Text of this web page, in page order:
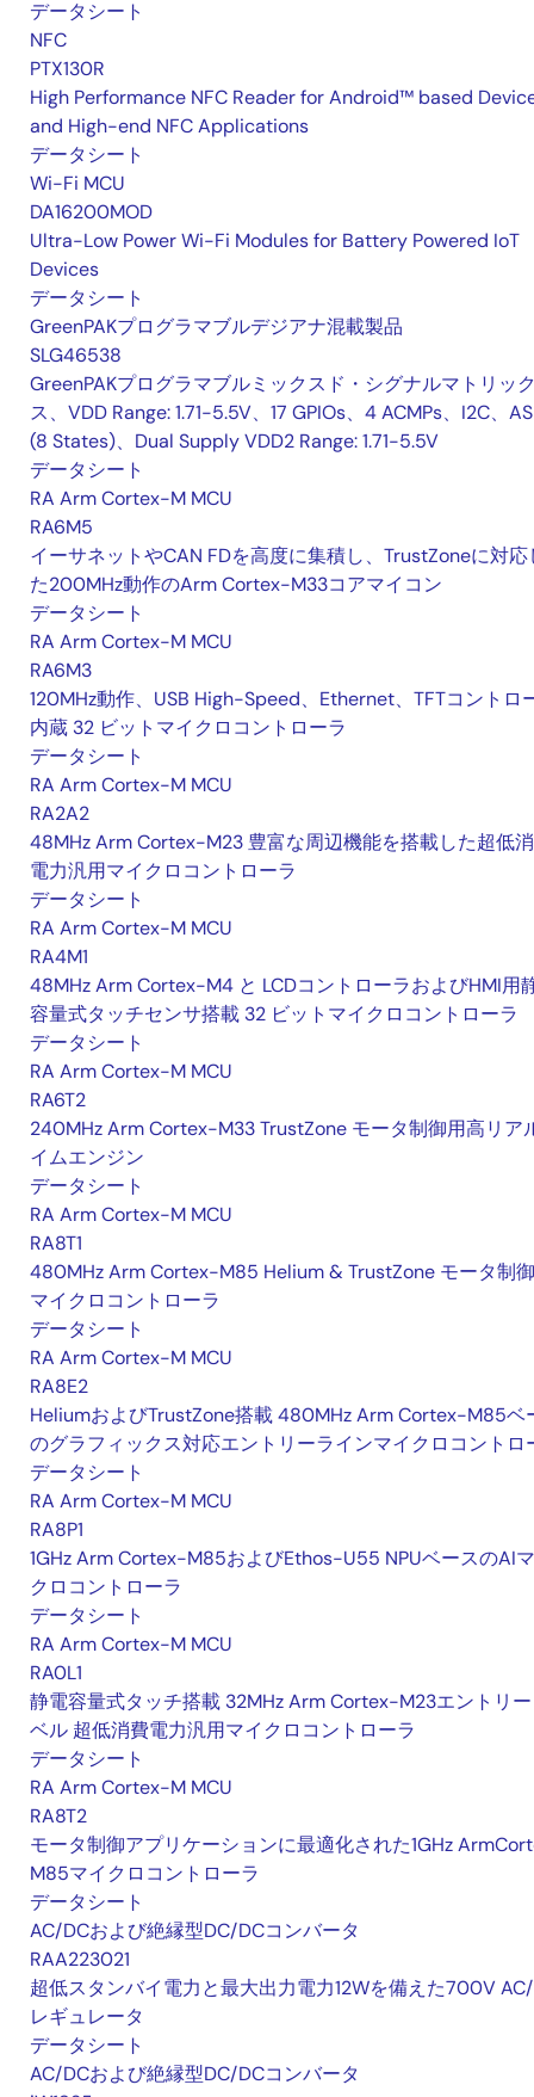
データシート
NFC
PTX130R
High Performance NFC Reader for Android™ based
and High-end NFC Applications
データシート
Wi-Fi MCU
DA16200MOD
Ultra-Low Power Wi-Fi Modules for Battery Powered IoT
Devices
データシート
GreenPAKプログラマブルデジアナ混載製品
SLG46538
GreenPAKプログラマブルミックスド・シグナルマトリッ
ス、VDD Range: 1.71-5.5V、17 GPIOs、4 ACMPs、I2C、
(8 States)、Dual Supply VDD2 Range: 1.71-5.5V
データシート
RA Arm Cortex-M MCU
RA6M5
イーサネットやCAN FDを高度に集積し、TrustZoneに対応
た200MHz動作のArm Cortex-M33コアマイコン
データシート
RA Arm Cortex-M MCU
RA6M3
120MHz動作、USB High-Speed、Ethernet、TFTコントロ
内蔵 32 ビットマイクロコントローラ
データシート
RA Arm Cortex-M MCU
RA2A2
48MHz Arm Cortex-M23 豊富な周辺機能を搭載した超低
電力汎用マイクロコントローラ
データシート
RA Arm Cortex-M MCU
RA4M1
48MHz Arm Cortex-M4 と LCDコントローラおよびHMI用
容量式タッチセンサ搭載 32 ビットマイクロコントローラ
データシート
RA Arm Cortex-M MCU
RA6T2
240MHz Arm Cortex-M33 TrustZone モータ制御用高リア
イムエンジン
データシート
RA Arm Cortex-M MCU
RA8T1
480MHz Arm Cortex-M85 Helium & TrustZone モータ制
マイクロコントローラ
データシート
RA Arm Cortex-M MCU
RA8E2
HeliumおよびTrustZone搭載 480MHz Arm Cortex-M85ベ
のグラフィックス対応エントリーラインマイクロコントロ
データシート
RA Arm Cortex-M MCU
RA8P1
1GHz Arm Cortex-M85およびEthos-U55 NPUベースのAI
クロコントローラ
データシート
RA Arm Cortex-M MCU
RA0L1
静電容量式タッチ搭載 32MHz Arm Cortex-M23エントリ
ベル 超低消費電力汎用マイクロコントローラ
データシート
RA Arm Cortex-M MCU
RA8T2
モータ制御アプリケーションに最適化された1GHz
M85マイクロコントローラ
データシート
AC/DCおよび絶縁型DC/DCコンバータ
RAA223021
超低スタンバイ電力と最大出力電力12Wを備えた700V
レギュレータ
データシート
AC/DCおよび絶縁型DC/DCコンバータ